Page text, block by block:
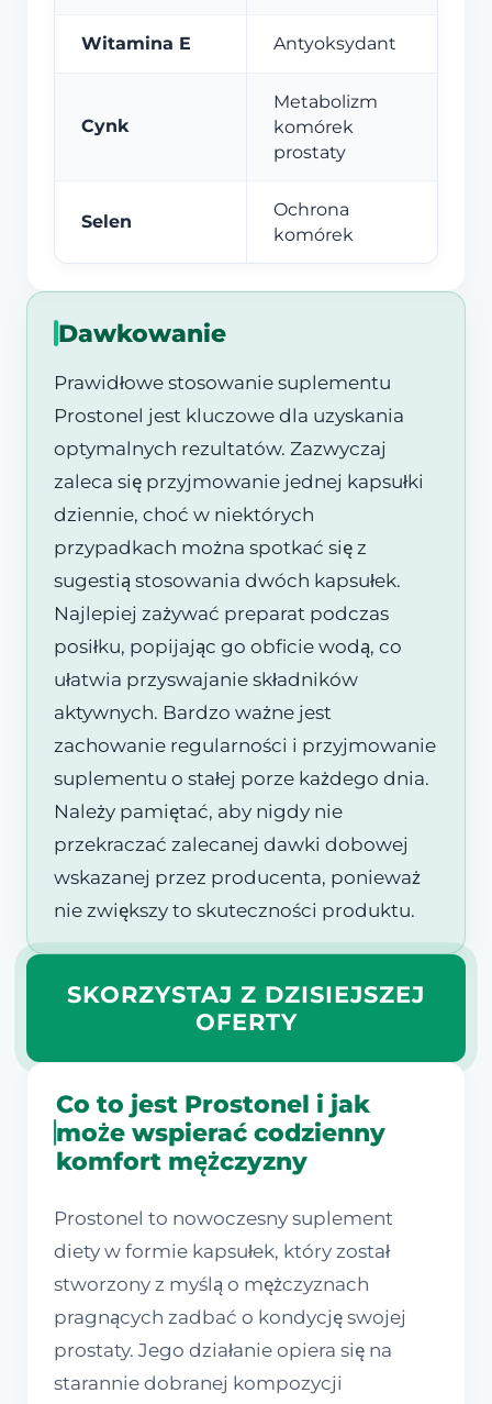
Witamina E Antyoksydant
Cynk
Metabolizm
komórek
prostaty
Selen
Ochrona
komórek
Dawkowanie
Prawidłowe stosowanie suplementu
Prostonel jest kluczowe dla uzyskania
optymalnych rezultatów. Zazwyczaj
zaleca się przyjmowanie jednej kapsułki
dziennie, choć w niektórych
przypadkach można spotkać się z
sugestią stosowania dwóch kapsułek.
Najlepiej zażywać preparat podczas
posiłku, popijając go obficie wodą, co
ułatwia przyswajanie składników
aktywnych. Bardzo ważne jest
zachowanie regularności i przyjmowanie
suplementu o stałej porze każdego dnia.
Należy pamiętać, aby nigdy nie
przekraczać zalecanej dawki dobowej
wskazanej przez producenta, ponieważ
nie zwiększy to skuteczności produktu.
SKORZYSTAJ Z DZISIEJSZEJ
OFERTY
Co to jest Prostonel i jak
może wspierać codzienny
komfort mężczyzny
Prostonel to nowoczesny suplement
diety w formie kapsułek, który został
stworzony z myślą o mężczyznach
pragnących zadbać o kondycję swojej
prostaty. Jego działanie opiera się na
starannie dobranej kompozycji